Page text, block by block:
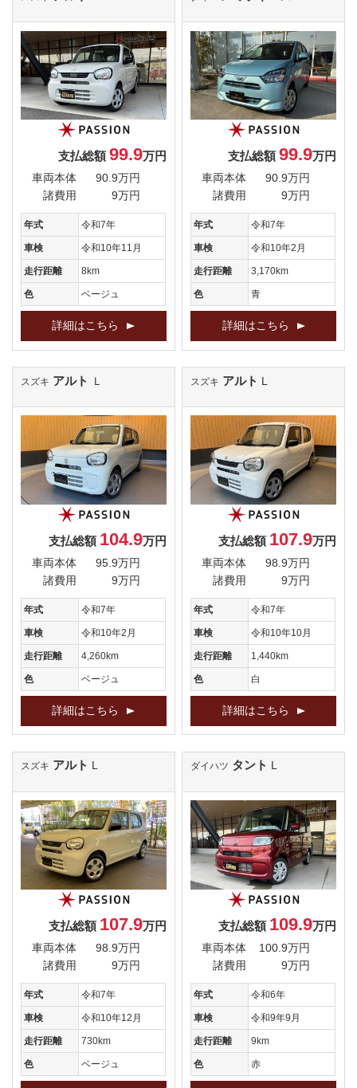
支払総額 99.9万円
車両本体
90.9万円
諸費用
9万円
年式 令和7年
車検 令和10年11月
走行距離 8km
色 ベージュ
詳細はこちら
支払総額 99.9万円
車両本体
90.9万円
諸費用
9万円
年式 令和7年
車検 令和10年2月
走行距離 3,170km
色 青
詳細はこちら
スズキ アルト Ｌ
支払総額 104.9万円
車両本体
95.9万円
諸費用
9万円
年式 令和7年
車検 令和10年2月
走行距離 4,260km
色 ベージュ
詳細はこちら
スズキ アルト L
支払総額 107.9万円
車両本体
98.9万円
諸費用
9万円
年式 令和7年
車検 令和10年10月
走行距離 1,440km
色 白
詳細はこちら
スズキ アルト L
支払総額 107.9万円
車両本体
98.9万円
諸費用
9万円
年式 令和7年
車検 令和10年12月
走行距離 730km
色 ベージュ
ダイハツ タント L
支払総額 109.9万円
車両本体
100.9万円
諸費用
9万円
年式 令和6年
車検 令和9年9月
走行距離 9km
色 赤